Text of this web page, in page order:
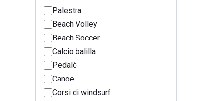
Palestra
Beach Volley
Beach Soccer
Calcio balilla
Pedalò
Canoe
Corsi di windsurf